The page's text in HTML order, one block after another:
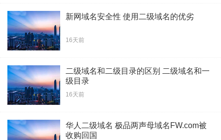
新网域名安全性 使用二级域名的优劣
16天前
二级域名和二级目录的区别 二级域名和一
级目录
16天前
华人二级域名 极品两声母域名FW.com被
收购回国